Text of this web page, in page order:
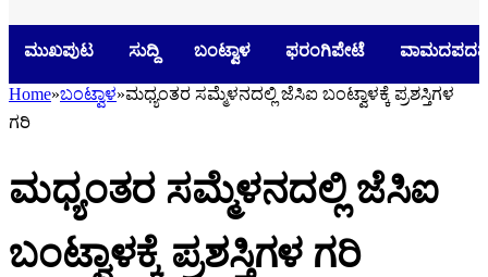
ಮುಖಪುಟ ಸುದ್ದಿ ಬಂಟ್ವಾಳ ಫರಂಗಿಪೇಟೆ
Home»ಬಂಟ್ವಾಳ»ಮಧ್ಯಂತರ ಸಮ್ಮೆಳನದಲ್ಲಿ ಜೆಸಿಐ ಬಂಟ್ವಾಳಕ್ಕೆ ಪ್ರಶಸ್ತಿಗಳ
ಗರಿ
ಮಧ್ಯಂತರ ಸಮ್ಮೆಳನದಲ್ಲಿ ಜೆಸಿಐ
ಬಂಟ್ವಾಳಕ್ಕೆ ಪ್ರಶಸ್ತಿಗಳ ಗರಿ